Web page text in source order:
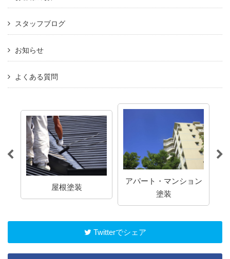
スタッフブログ
お知らせ
よくある質問
屋根塗装
アパート・マンション
塗装
Twitterでシェア